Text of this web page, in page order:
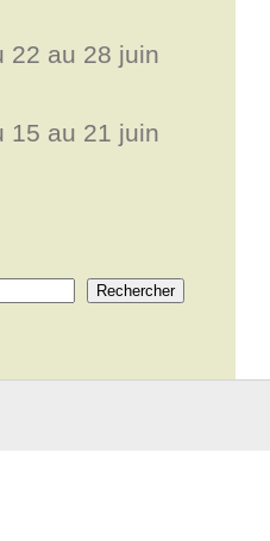
22 au 28 juin
15 au 21 juin
Rechercher